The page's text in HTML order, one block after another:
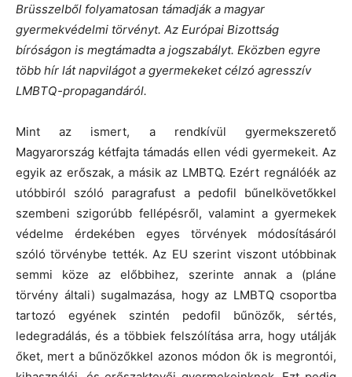
Brüsszelből folyamatosan támadják a magyar
gyermekvédelmi törvényt. Az Európai Bizottság
bíróságon is megtámadta a jogszabályt. Eközben egyre
több hír lát napvilágot a gyermekeket célzó agresszív
LMBTQ-propagandáról.
Mint az ismert, a rendkívül gyermekszerető
Magyarország kétfajta támadás ellen védi gyermekeit. Az
egyik az erőszak, a másik az LMBTQ. Ezért regnálóék az
utóbbiról szóló paragrafust a pedofil bűnelkövetőkkel
szembeni szigorúbb fellépésről, valamint a gyermekek
védelme érdekében egyes törvények módosításáról
szóló törvénybe tették. Az EU szerint viszont utóbbinak
semmi köze az előbbihez, szerinte annak a (pláne
törvény általi) sugalmazása, hogy az LMBTQ csoportba
tartozó egyének szintén pedofil bűnözők, sértés,
ledegradálás, és a többiek felszólítása arra, hogy utálják
őket, mert a bűnözőkkel azonos módon ők is megrontói,